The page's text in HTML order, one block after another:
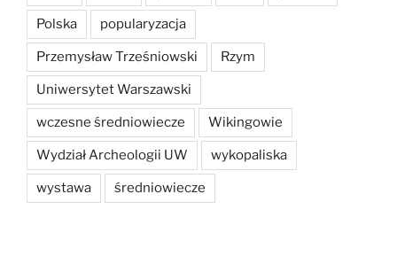
Polska popularyzacja
Przemysław Trześniowski Rzym
Uniwersytet Warszawski
wczesne średniowiecze Wikingowie
Wydział Archeologii UW wykopaliska
wystawa średniowiecze